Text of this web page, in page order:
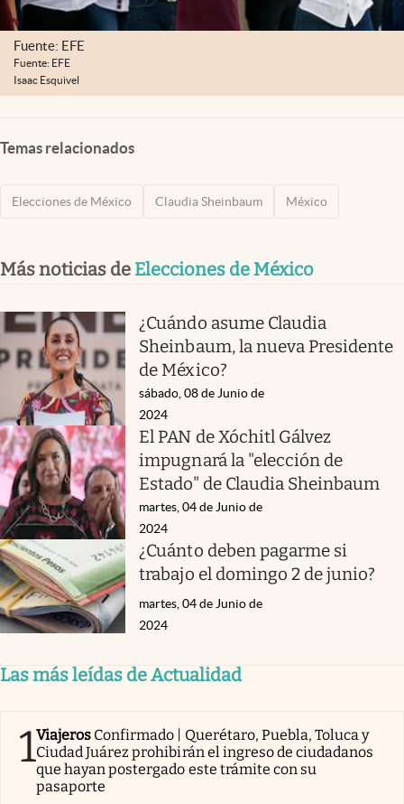
Fuente: EFE
Fuente: EFE
Isaac Esquivel
Temas relacionados
Elecciones de México Claudia Sheinbaum México
Más noticias de Elecciones de México
¿Cuándo asume Claudia
Sheinbaum, la nueva Presidente
de México?
sábado, 08 de Junio de
2024
El PAN de Xóchitl Gálvez
impugnará la "elección de
Estado" de Claudia Sheinbaum
martes, 04 de Junio de
2024
¿Cuánto deben pagarme si
trabajo el domingo 2 de junio?
martes, 04 de Junio de
2024
Las más leídas de Actualidad
1Viajeros Confirmado | Querétaro, Puebla, Toluca y
Ciudad Juárez prohibirán el ingreso de ciudadanos
que hayan postergado este trámite con su
pasaporte